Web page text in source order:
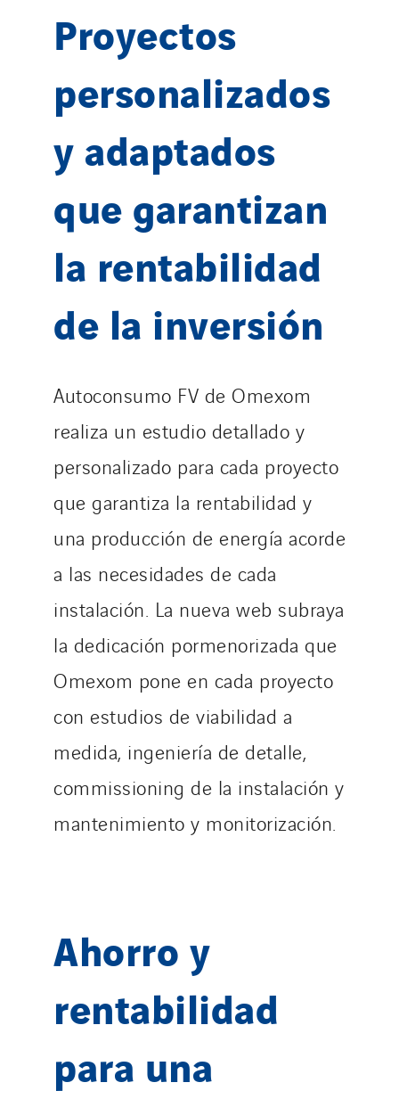
Proyectos
personalizados
y adaptados
que garantizan
la rentabilidad
de la inversión
Autoconsumo FV de Omexom
realiza un estudio detallado y
personalizado para cada proyecto
que garantiza la rentabilidad y
una producción de energía acorde
a las necesidades de cada
instalación. La nueva web subraya
la dedicación pormenorizada que
Omexom pone en cada proyecto
con estudios de viabilidad a
medida, ingeniería de detalle,
commissioning de la instalación y
mantenimiento y monitorización.
Ahorro y
rentabilidad
para una